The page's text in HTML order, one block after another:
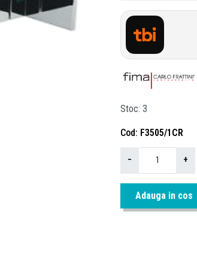
Stoc 3
Cod F3505/1CR
− +
Adauga in cos